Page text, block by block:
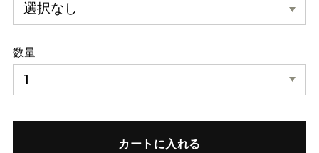
数量
カートに入れる